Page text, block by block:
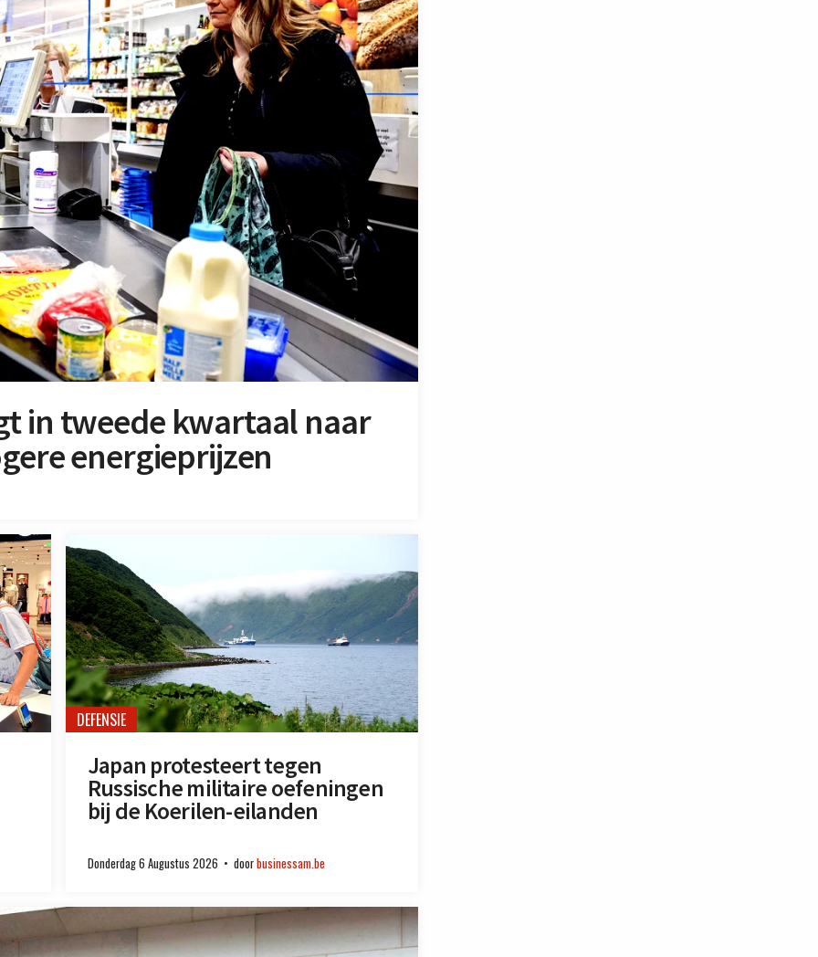
in tweede kwartaal naar
energieprijzen
DEFENSIE
Japan protesteert tegen
Russische militaire oefeningen
bij de Koerilen-eilanden
Donderdag 6 Augustus 2026 doorbusinessam.be